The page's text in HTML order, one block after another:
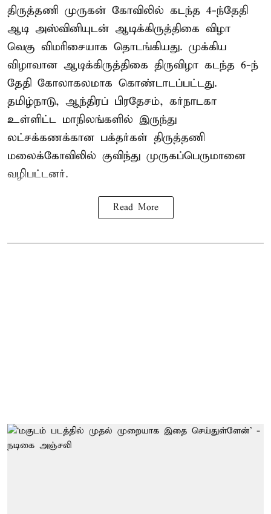
திருத்தணி முருகன் கோவிலில் கடந்த 4-ந்தேதி
ஆடி அஸ்வினியுடன் ஆடிக்கிருத்திகை விழா
வெகு விமரிசையாக தொடங்கியது. முக்கிய
விழாவான ஆடிக்கிருத்திகை திருவிழா கடந்த 6-ந்
தேதி கோலாகலமாக கொண்டாடப்பட்டது.
தமிழ்நாடு, ஆந்திரப் பிரதேசம், கர்நாடகா
உள்ளிட்ட மாநிலங்களில் இருந்து
லட்சக்கணக்கான பக்தர்கள் திருத்தணி
மலைக்கோவிலில் குவிந்து முருகப்பெருமானை
வழிபட்டனர்.
Read More